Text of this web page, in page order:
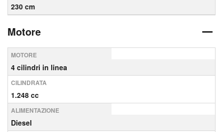
230 cm
Motore
MOTORE
4 cilindri in linea
CILINDRATA
1.248 cc
ALIMENTAZIONE
Diesel